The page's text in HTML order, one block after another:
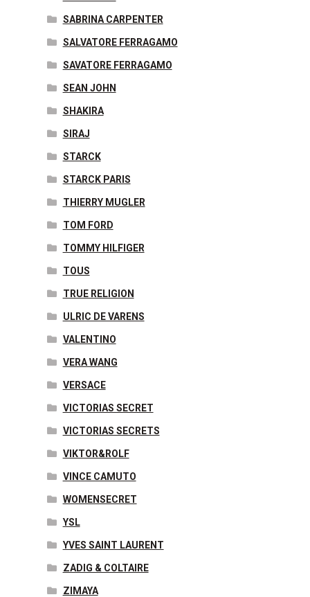
SABRINA CARPENTER
SALVATORE FERRAGAMO
SAVATORE FERRAGAMO
SEAN JOHN
SHAKIRA
SIRAJ
STARCK
STARCK PARIS
THIERRY MUGLER
TOM FORD
TOMMY HILFIGER
TOUS
TRUE RELIGION
ULRIC DE VARENS
VALENTINO
VERA WANG
VERSACE
VICTORIAS SECRET
VICTORIAS SECRETS
VIKTOR&ROLF
VINCE CAMUTO
WOMENSECRET
YSL
YVES SAINT LAURENT
ZADIG & COLTAIRE
ZIMAYA